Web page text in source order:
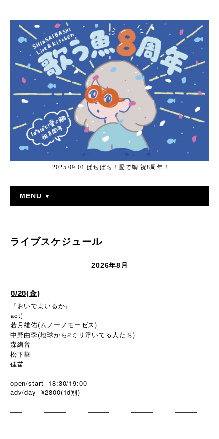
2025.09.01 ぱちぱち！愛で鯛 祝8周年！
MENU ▼
ライブスケジュール
2026年8月
8/28(金)
『おいでよいるか』
act)
若月雄佑(ムノーノモーゼス)
中野由季(地球から2ミリ浮いてる人たち)
森絢音
松下華
佳苗
open/start 18:30/19:00
adv/day ¥2800(1d別 )